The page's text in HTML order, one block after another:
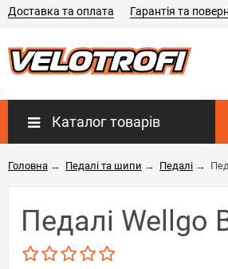
Доставка та оплата Гарантія та
Каталог товарів
Головна → Педалі та шипи → Педалі →
Педалі Wellgo